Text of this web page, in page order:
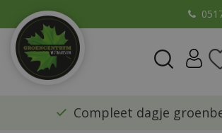
a
​Compleet dagje